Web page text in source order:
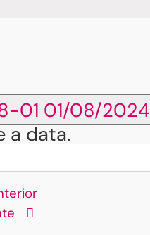
01 01/08/2024
a data.